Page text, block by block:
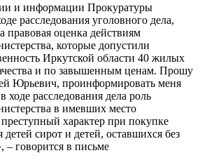
и информации Прокуратуры
расследования уголовного дела,
правовая оценка действиям
которые допустили
Иркутской области 40 жилых
и по завышенным ценам. Прошу
Юрьевич, проинформировать меня
ходе расследования дела роль
в имевших место
характер при покупке
сирот и детей, оставшихся без
– говорится в письме